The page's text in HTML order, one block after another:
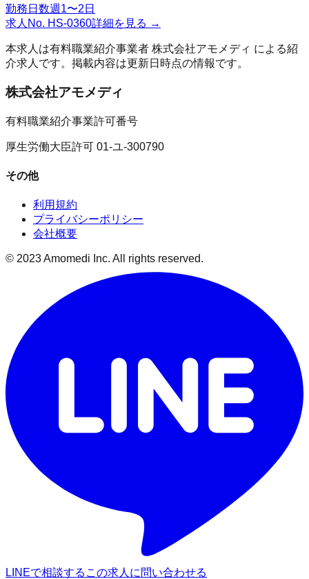
勤務日数週1〜2日
求人No. HS-0360詳細を見る →
本求人は有料職業紹介事業者 株式会社アモメディ による紹
介求人です。掲載内容は更新日時点の情報です。
株式会社アモメディ
有料職業紹介事業許可番号
厚生労働大臣許可 01-ユ-300790
その他
利用規約
プライバシーポリシー
会社概要
© 2023 Amomedi Inc. All rights reserved.
LINEで相談する この求人に問い合わせる